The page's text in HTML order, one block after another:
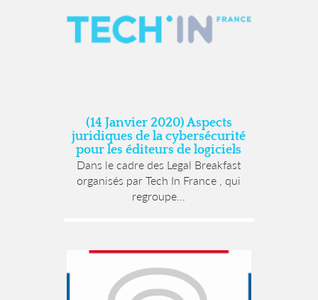
(14 Janvier 2020) Aspects
juridiques de la cybersécurité
pour les éditeurs de logiciels
Dans le cadre des Legal Breakfast
organisés par Tech In France , qui
regroupe...